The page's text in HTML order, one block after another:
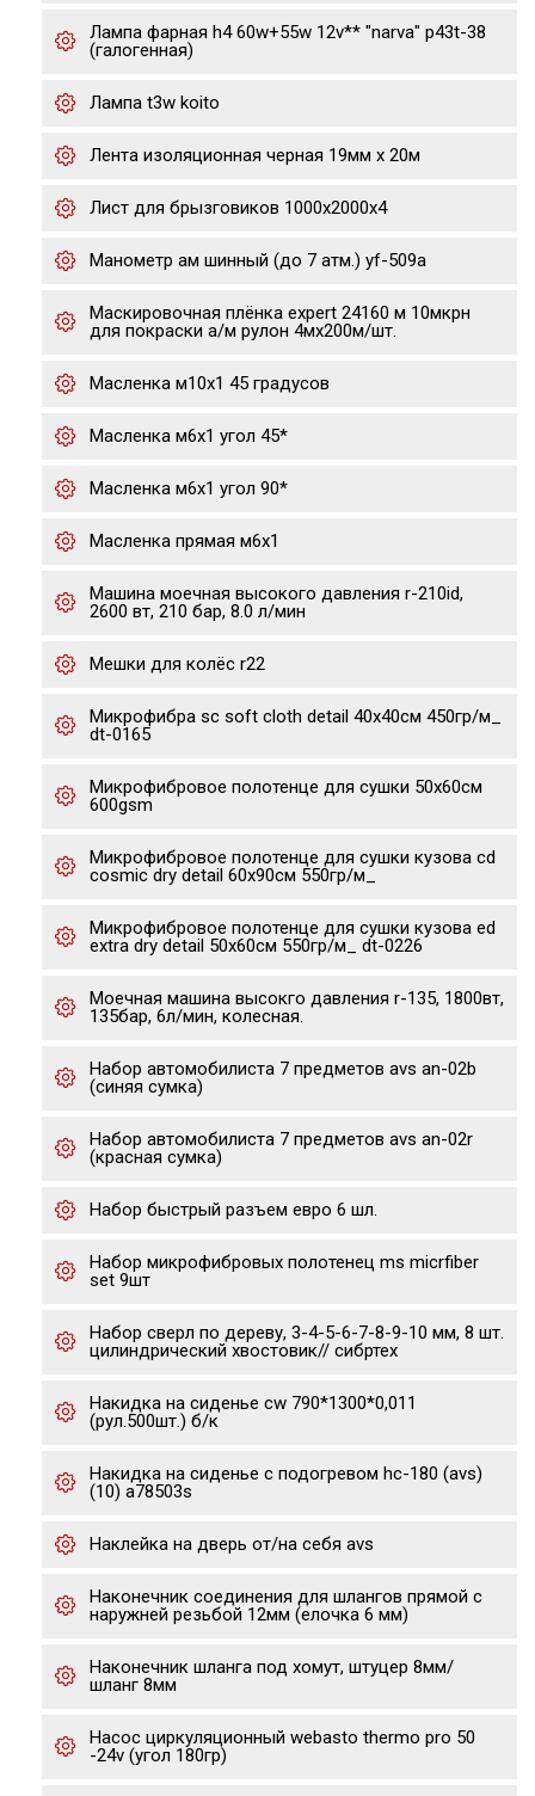
Лампа фарная h4 60w+55w 12v** "narva" p43t-38
(галогенная)
Лампа t3w koito
Лента изоляционная черная 19мм х 20м
Лист для брызговиков 1000х2000х4
Манометр ам шинный (до 7 атм.) yf-509a
Маскировочная плёнка expert 24160 м 10мкрн
для покраски а/м рулон 4мх200м/шт.
Масленка м10х1 45 градусов
Масленка м6х1 угол 45*
Масленка м6х1 угол 90*
Масленка прямая м6х1
Машина моечная высокого давления r-210id,
2600 вт, 210 бар, 8.0 л/мин
Мешки для колёс r22
Микрофибра sc soft cloth detail 40х40см 450гр/м_
dt-0165
Микрофибровое полотенце для сушки 50x60см
600gsm
Микрофибровое полотенце для сушки кузова cd
cosmic dry detail 60х90см 550гр/м_
Микрофибровое полотенце для сушки кузова ed
extra dry detail 50х60см 550гр/м_ dt-0226
Моечная машина высокго давления r-135, 1800вт,
135бар, 6л/мин, колесная.
Набор автомобилиста 7 предметов avs an-02b
(синяя сумка)
Набор автомобилиста 7 предметов avs an-02r
(красная сумка)
Набор быстрый разъем евро 6 шл.
Набор микрофибровых полотенец ms micrfiber
set 9шт
Набор сверл по дереву, 3-4-5-6-7-8-9-10 мм, 8 шт.
цилиндрический хвостовик// сибртех
Накидка на сиденье cw 790*1300*0,011
(рул.500шт.) б/к
Накидка на сиденье с подогревом hc-180 (avs)
(10) a78503s
Наклейка на дверь от/на себя avs
Наконечник соединения для шлангов прямой с
наружней резьбой 12мм (елочка 6 мм)
Наконечник шланга под хомут, штуцер 8мм/
шланг 8мм
Насос циркуляционный webasto thermo pro 50
-24v (угол 180гр)